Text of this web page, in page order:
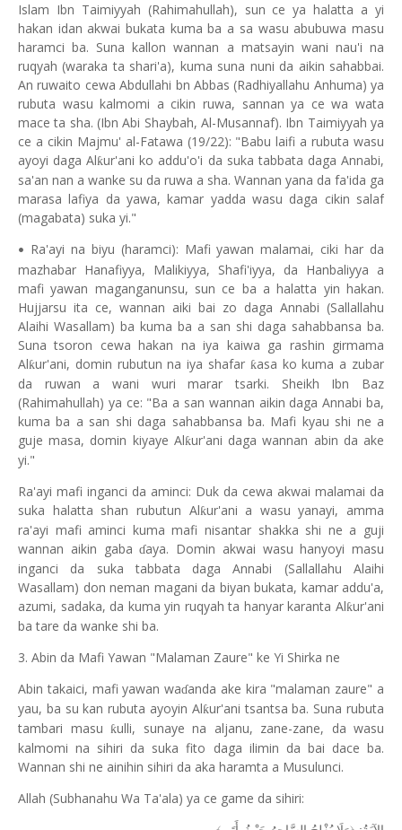
Islam Ibn Taimiyyah (Rahimahullah), sun ce ya halatta a yi
hakan idan akwai bukata kuma ba a sa wasu abubuwa masu
haramci ba. Suna kallon wannan a matsayin wani nau'i na
ruqyah (waraka ta shari'a), kuma suna nuni da aikin sahabbai.
An ruwaito cewa Abdullahi bn Abbas (Radhiyallahu Anhuma) ya
rubuta wasu kalmomi a cikin ruwa, sannan ya ce wa wata
mace ta sha. (Ibn Abi Shaybah, Al-Musannaf). Ibn Taimiyyah ya
ce a cikin Majmu' al-Fatawa (19/22): "Babu laifi a rubuta wasu
ayoyi daga Alƙur'ani ko addu'o'i da suka tabbata daga Annabi,
sa'an nan a wanke su da ruwa a sha. Wannan yana da fa'ida ga
marasa lafiya da yawa, kamar yadda wasu daga cikin salaf
(magabata) suka yi."
• Ra'ayi na biyu (haramci): Mafi yawan malamai, ciki har da
mazhabar Hanafiyya, Malikiyya, Shafi'iyya, da Hanbaliyya a
mafi yawan maganganunsu, sun ce ba a halatta yin hakan.
Hujjarsu ita ce, wannan aiki bai zo daga Annabi (Sallallahu
Alaihi Wasallam) ba kuma ba a san shi daga sahabbansa ba.
Suna tsoron cewa hakan na iya kaiwa ga rashin girmama
Alƙur'ani, domin rubutun na iya shafar ƙasa ko kuma a zubar
da ruwan a wani wuri marar tsarki. Sheikh Ibn Baz
(Rahimahullah) ya ce: "Ba a san wannan aikin daga Annabi ba,
kuma ba a san shi daga sahabbansa ba. Mafi kyau shi ne a
guje masa, domin kiyaye Alƙur'ani daga wannan abin da ake
yi."
Ra'ayi mafi inganci da aminci: Duk da cewa akwai malamai da
suka halatta shan rubutun Alƙur'ani a wasu yanayi, amma
ra'ayi mafi aminci kuma mafi nisantar shakka shi ne a guji
wannan aikin gabaɗaya. Domin akwai wasu hanyoyi masu
inganci da suka tabbata daga Annabi (Sallallahu Alaihi
Wasallam) don neman magani da biyan bukata, kamar addu'a,
azumi, sadaka, da kuma yin ruqyah ta hanyar karanta Alƙur'ani
ba tare da wanke shi ba.
3. Abin da Mafi Yawan "Malaman Zaure" ke Yi Shirka ne
Abin takaici, mafi yawan waɗanda ake kira "malaman zaure" a
yau, ba su kan rubuta ayoyin Alƙur'ani tsantsa ba. Suna rubuta
tambari masu ƙulli, sunaye na aljanu, zane-zane, da wasu
kalmomi na sihiri da suka fito daga ilimin da bai dace ba.
Wannan shi ne ainihin sihiri da aka haramta a Musulunci.
Allah (Subhanahu Wa Ta'ala) ya ce game da sihiri: